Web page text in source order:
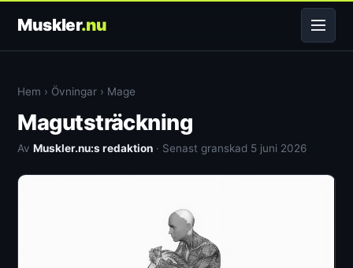
Muskler.nu
Hem › Övningar › Mage
Magutsträckning
AvMuskler.nu:s redaktion · Senast granskad 5 juni 2026